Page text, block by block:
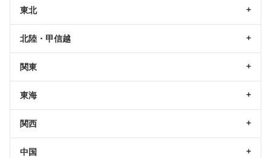
東北
北陸・甲信越
関東
東海
関西
中国